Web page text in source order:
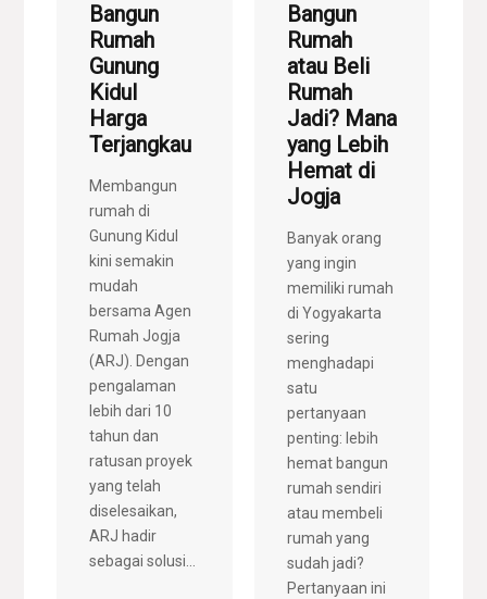
Bangun
Rumah
Gunung
Kidul
Harga
Terjangkau
Membangun
rumah di
Gunung Kidul
kini semakin
mudah
bersama Agen
Rumah Jogja
(ARJ). Dengan
pengalaman
lebih dari 10
tahun dan
ratusan proyek
yang telah
diselesaikan,
ARJ hadir
sebagai solusi...
Bangun
Rumah
atau Beli
Rumah
Jadi? Mana
yang Lebih
Hemat di
Jogja
Banyak orang
yang ingin
memiliki rumah
di Yogyakarta
sering
menghadapi
satu
pertanyaan
penting: lebih
hemat bangun
rumah sendiri
atau membeli
rumah yang
sudah jadi?
Pertanyaan ini